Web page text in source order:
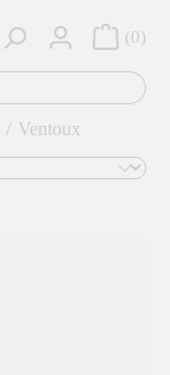
0
/ Ventoux